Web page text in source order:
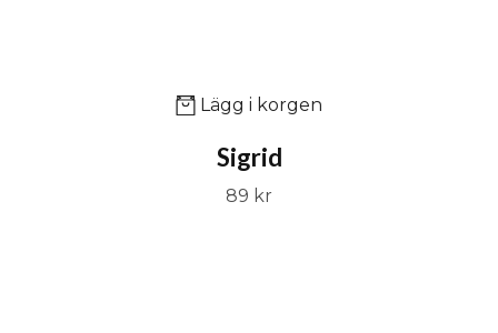
Lägg i korgen
Sigrid
89 kr